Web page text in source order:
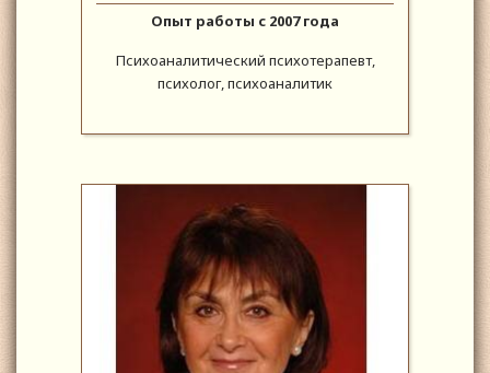
Опыт работы с 2007 года
Психоаналитический психотерапевт,
психолог, психоаналитик